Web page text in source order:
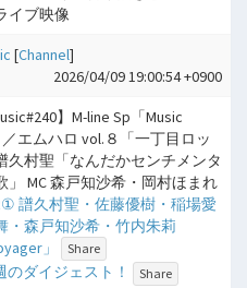
イブ映像
[Channel]
2026/04/09 19:00:54 +0900
】M-line Sp「Music
エムハロ vol.８「一丁目ロッ
久村聖「なんだかセンチメンタ
」 MC 森戸知沙希・岡村ほまれ
譜久村聖・佐藤優樹・稲場愛
・森戸知沙希・竹内朱莉
」
Share
のダイジェスト！ Share